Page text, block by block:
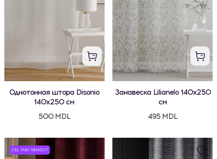
Однотонная штора Disonio
140x250 см
500 MDL
Занавеска Lilianelo 140x250
см
495 MDL
CEL MAI VÂNDUT